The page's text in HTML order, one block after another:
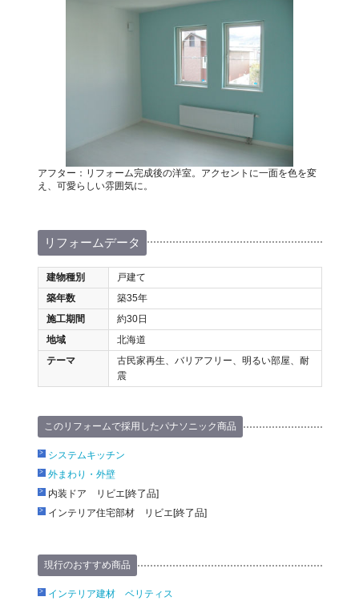
アフター：リフォーム完成後の洋室。アクセントに一面を色を変
え、可愛らしい雰囲気に。
リフォームデータ
建物種別
戸建て
築年数
築35年
施工期間
約30日
地域
北海道
テーマ
古民家再生、バリアフリー、明るい部屋、耐
震
このリフォームで採用したパナソニック商品
システムキッチン
外まわり・外壁
内装ドア リビエ[終了品]
インテリア住宅部材 リビエ[終了品]
現行のおすすめ商品
インテリア建材 ベリティス